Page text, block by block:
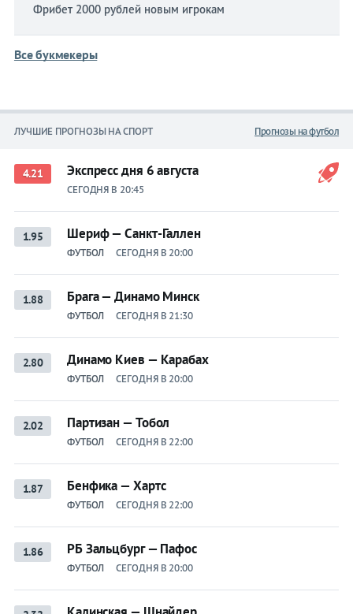
Фрибет 2000 рублей новым игрокам
Все букмекеры
ЛУЧШИЕ ПРОГНОЗЫ НА СПОРТ Прогнозы на футбол
4.21 Экспресс дня 6 августа
СЕГОДНЯ В 20:45
1.95 Шериф — Санкт-Галлен
ФУТБОЛ СЕГОДНЯ В 20:00
1.88 Брага — Динамо Минск
ФУТБОЛ СЕГОДНЯ В 21:30
2.80 Динамо Киев — Карабах
ФУТБОЛ СЕГОДНЯ В 20:00
2.02 Партизан — Тобол
ФУТБОЛ СЕГОДНЯ В 22:00
1.87 Бенфика — Хартс
ФУТБОЛ СЕГОДНЯ В 22:00
1.86 РБ Зальцбург — Пафос
ФУТБОЛ СЕГОДНЯ В 20:00